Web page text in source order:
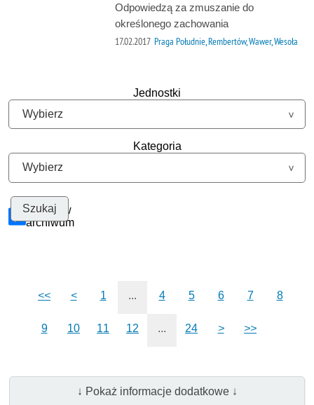
Odpowiedzą za zmuszanie do
określonego zachowania
17.02.2017 Praga Południe, Rembertów, Wawer, Wesoła
Jednostki
Kategoria
Szukaj w
archiwum
<< < 1 ... 4 5 6 7 8
9 10 11 12 ... 24 > >>
↓ Pokaż informacje dodatkowe ↓